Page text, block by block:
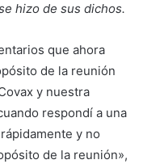
hizo de sus dichos.
que ahora
de la reunión
y nuestra
respondí a una
y no
de la reunión»,